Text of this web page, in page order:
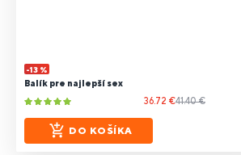
-13 %
Balík pre najlepší sex
41.40 €
36.72 €
DO KOŠÍKA